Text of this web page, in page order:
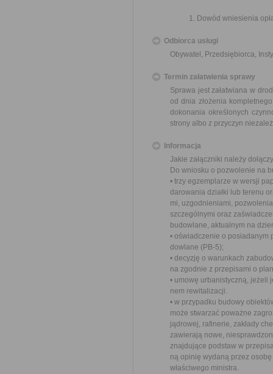
Dowód wniesienia
Odbiorca usługi
Obywatel, Przedsiębiorca,
Termin załatwienia sprawy
Sprawa jest załatwiana w
od dnia złożenia
dokonania określonych
strony albo z przyczyn
Informacja
Jakie załączniki należy
Do wniosku o pozwolenie na
• trzy egzemplarze w wersji
darowania działki lub terenu
mi, uzgodnieniami,
szczególnymi oraz
budowlane, aktualnym na
• oświadczenie o
dowlane (PB-5);
• decyzję o warunkach
na zgodnie z przepisami o
• umowę urbanistyczną, jeżeli
nem rewitalizacji.
• w przypadku budowy
może stwarzać poważne
jądrowej, rafinerie, zakłady
zawierają nowe,
znajdujące podstaw w
ną opinię wydaną przez
właściwego ministra.